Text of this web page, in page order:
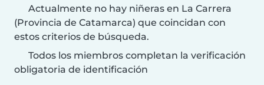
Actualmente no hay niñeras en La Carrera
(Provincia de Catamarca) que coincidan con
estos criterios de búsqueda.
Todos los miembros completan la verificación
obligatoria de identificación